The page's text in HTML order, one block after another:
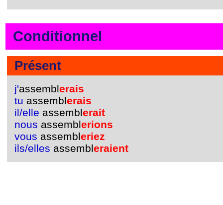
Conditionnel
Présent
j'assemblerais
tu assemblerais
il/elle assemblerait
nous assemblerions
vous assembleriez
ils/elles assembleraient